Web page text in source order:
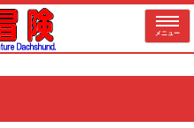
メニュー